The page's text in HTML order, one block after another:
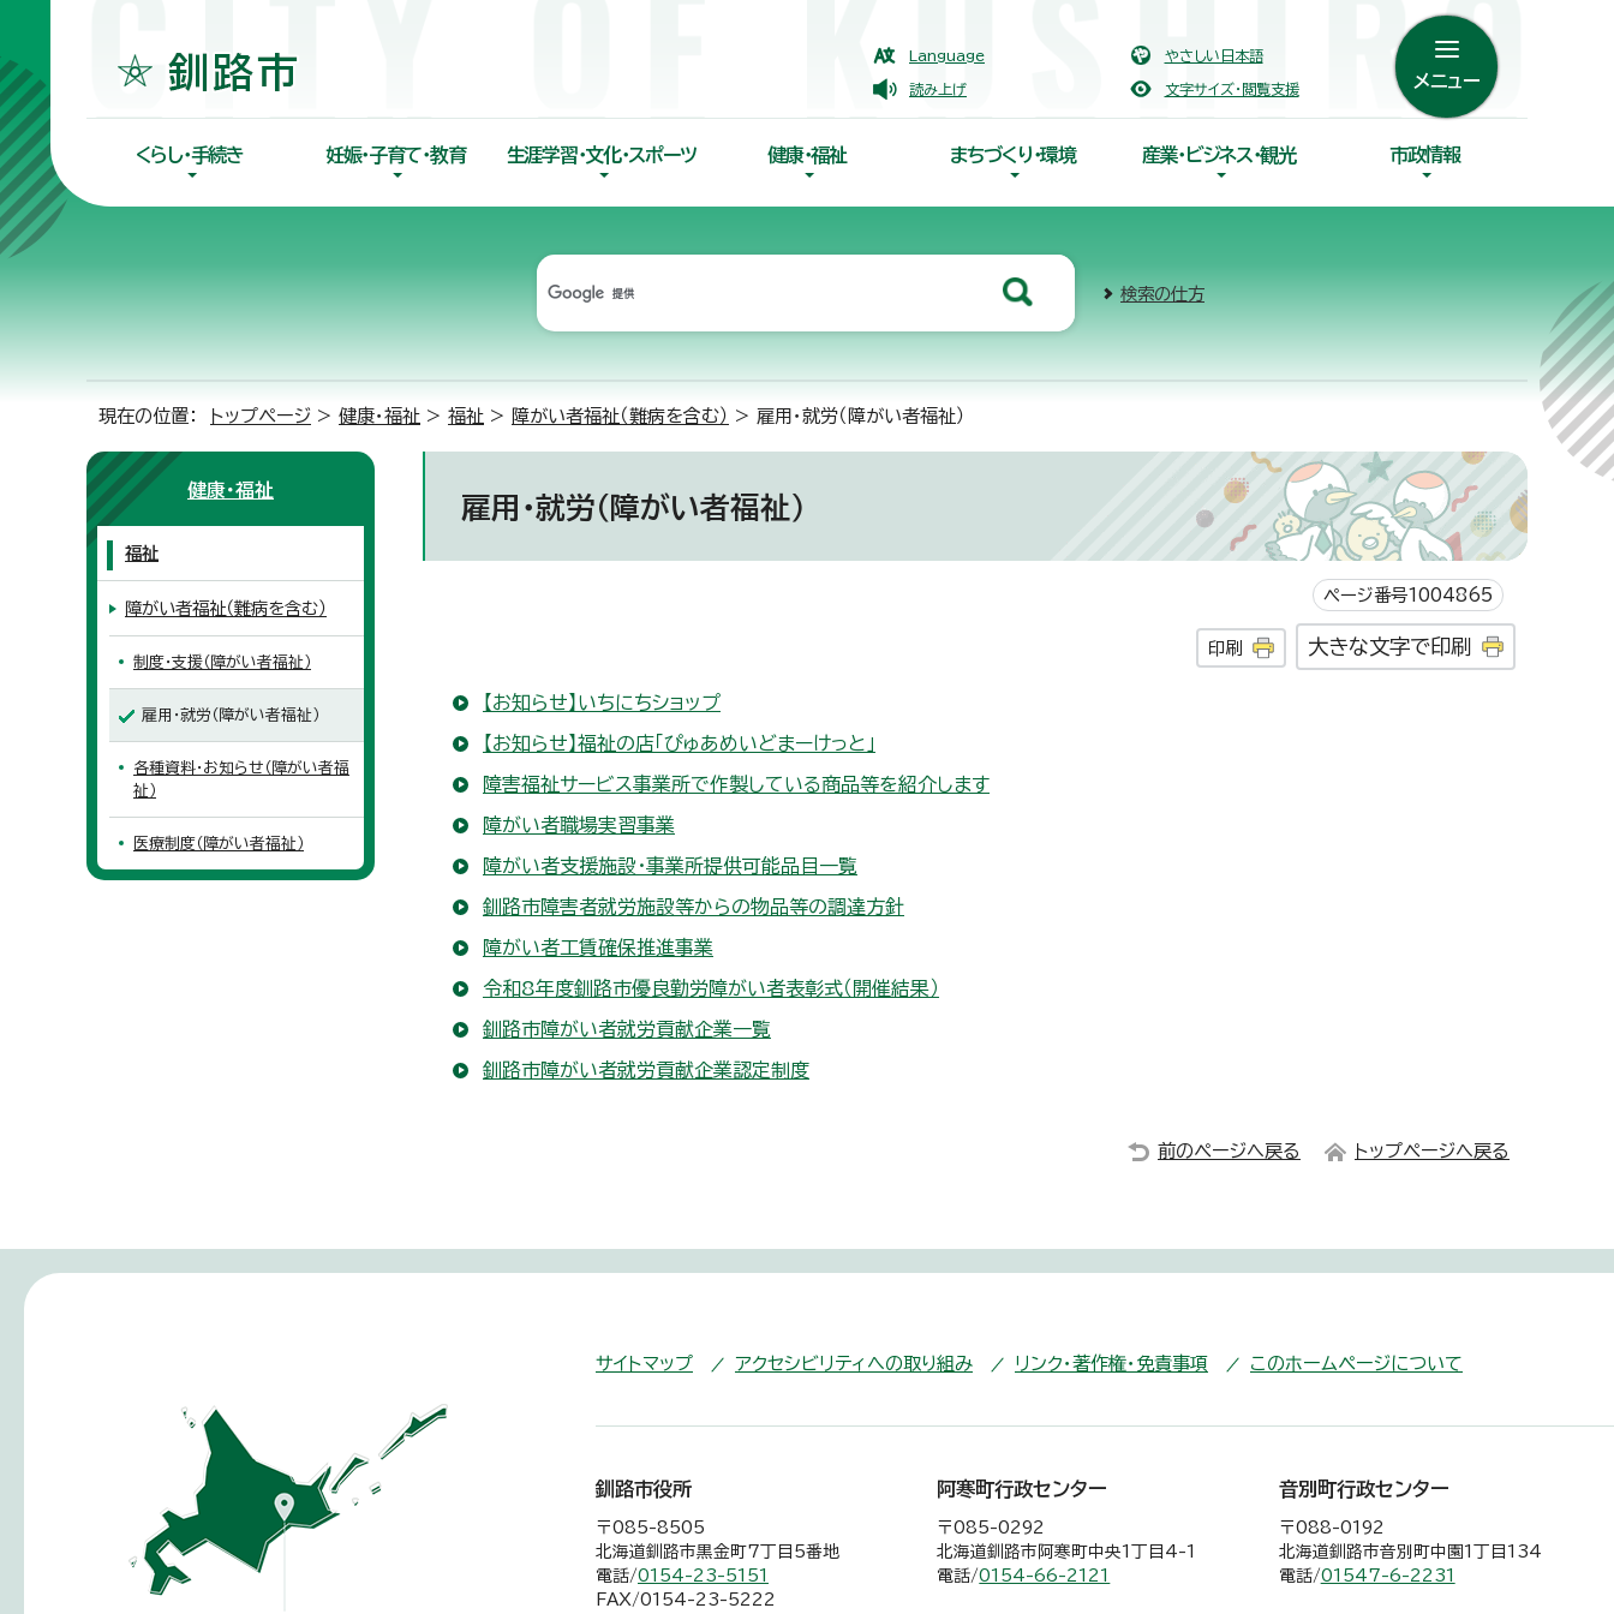
Language やさしい日本語
読み上げ 文字サイズ・閲覧支援 メニュー
くらし・手続き 妊娠・子育て・教育 生涯学習・文化・スポーツ 健康・福祉 まちづくり・環境 産業・ビジネス・観光 市政情報
検索の仕方
現在の位置： トップページ > 健康・福祉 > 福祉 > 障がい者福祉（難病を含む） > 雇用・就労（障がい者福祉）
雇用・就労（障がい者福祉）
ページ番号1004865
印刷 大きな文字で印刷
【お知らせ】いちにちショップ
【お知らせ】福祉の店「ぴゅあめいどまーけっと」
障害福祉サービス事業所で作製している商品等を紹介します
障がい者職場実習事業
障がい者支援施設・事業所提供可能品目一覧
釧路市障害者就労施設等からの物品等の調達方針
障がい者工賃確保推進事業
令和8年度釧路市優良勤労障がい者表彰式（開催結果）
釧路市障がい者就労貢献企業一覧
釧路市障がい者就労貢献企業認定制度
健康・福祉
福祉
障がい者福祉（難病を含む）
制度・支援（障がい者福祉）
雇用・就労（障がい者福祉）
各種資料・お知らせ（障がい者福
祉）
医療制度（障がい者福祉）
前のページへ戻る トップページへ戻る
サイトマップ アクセシビリティへの取り組み リンク・著作権・免責事項 このホームページについて
釧路市役所
〒085-8505
北海道釧路市黒金町7丁目5番地
電話/0154-23-5151
FAX/0154-23-5222
阿寒町行政センター
〒085-0292
北海道釧路市阿寒町中央1丁目4-1
電話/0154-66-2121
音別町行政センター
〒088-0192
北海道釧路市音別町中園1丁目134
電話/01547-6-2231